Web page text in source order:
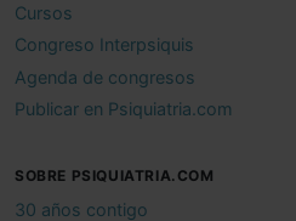
Cursos
Congreso Interpsiquis
Agenda de congresos
Publicar en Psiquiatria.com
SOBRE PSIQUIATRIA.COM
30 años contigo